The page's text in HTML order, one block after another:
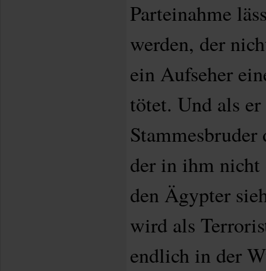
Parteinahme
werden, der
ein Aufseher
tötet. Und als
der in ihm nicht
den Ägypter
wird als
endlich in der